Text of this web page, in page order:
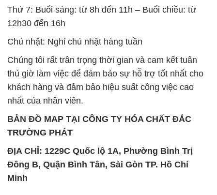
thủ giờ làm việc để đảm bảo sự hỗ trợ tốt nhất cho
khách hàng và đảm bảo hiệu suất công việc cao
nhất của nhân viên.
BẢN ĐỒ MAP TẠI CÔNG TY HÓA CHẤT ĐẮC
TRƯỜNG PHÁT
ĐỊA CHỈ: 1229C Quốc lộ 1A, Phường Bình Trị
Đông B, Quận Bình Tân, Sài Gòn TP. Hồ Chí
Minh